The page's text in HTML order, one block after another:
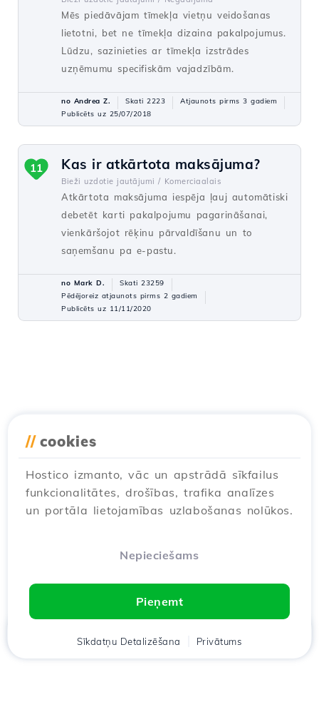
Mēs piedāvājam tīmekļa vietņu veidošanas
lietotni, bet ne tīmekļa dizaina pakalpojumus.
Lūdzu, sazinieties ar tīmekļa izstrādes
uzņēmumu specifiskām vajadzībām.
no Andrea Z. Skati 2223
Atjaunots pirms 3 gadiem
Publicēts uz 25/07/2018
Kas ir atkārtota maksājuma?
Bieži uzdotie jautājumi / Komerciaalais
Atkārtota maksājuma iespēja ļauj automātiski
debetēt karti pakalpojumu pagarināšanai,
vienkāršojot rēķinu pārvaldīšanu un to
saņemšanu pa e-pastu.
11
no Mark D.
Skati 23259
Pēdējoreiz atjaunots pirms 2 gadiem
Publicēts uz 11/11/2020
// cookies
Hostico izmanto, vāc un apstrādā sīkfailus
funkcionalitātes, drošības, trafika analīzes
un portāla lietojamības uzlabošanas nolūkos.
Nepieciešams
Pieņemt
Sīkdatņu Detalizēšana Privātums
Klients Groza Chat